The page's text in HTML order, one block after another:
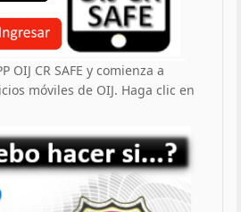
OIJ CR SAFE y comienza a
móviles de OIJ. Haga clic en